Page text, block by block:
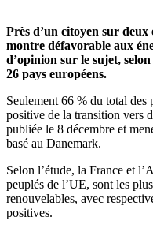
Près d’un citoyen sur deux
montre défavorable aux
d’opinion sur le sujet,
26 pays européens.
Seulement 66 % du total des
positive de la transition vers
publiée le 8 décembre et
basé au Danemark.
Selon l’étude, la France et
peuplés de l’UE, sont les
renouvelables, avec
positives.